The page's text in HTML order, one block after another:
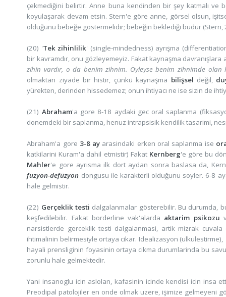
çekmediğini belirtir. Anne buna kendinden bir şey katmalı
koyulaşarak devam etsin. Stern'e göre anne, görsel olsun,
olduğunu bebeğe göstermelidir; bebeğin beklediği budur (Stern,
(20) 'Tek zihinlilik' (single-mindedness) ayrışma
bir kavramdır, onu gözleyemeyiz. Fakat kaynaşma
zihin vardır, o da benim zihnim. Öyleyse benim zihnimde
olmaktan ziyade bir histir, çünkü kaynaşma bilişsel değil,
yürekten, derinden hissedemez; onun ihtiyacı ne ise sizin de
(21) Abraham'a gore 8-18 aydaki gec oral saplanma
donemdeki bir saplanma, henuz intrapsisik kendilik tasarimi,
Abraham'a gore 3-8 ay arasindaki erken oral saplanma ise
katkilarini Kuram'a dahil etmistir) Fakat Kernberg'e göre bu
Mahler'e gore ayrisma ilk dort aydan sonra baslasa da,
fuzyon-defüzyon dongusu ile karakterli olduğunu soyler. 6-8
hale gelmistir.
(22) Gerçeklik testi dalgalanmalar gösterebilir. Bu durumda,
keşfedilebilir. Fakat borderline vak'alarda aktarim psikozu
narsistlerde gerceklik testi dalgalanmasi, artik mizrak
ihtimalinin belirmesiyle ortaya cikar. Idealizasyon
hayali prensliginin foyasinin ortaya cikma durumlarinda bu
zorunlu hale gelmektedir.
Yani insanoglu icin aslolan, kafasinin icinde kendisi icin insa
Preodipal patolojiler en onde olmak uzere, işimize gelmeyeni